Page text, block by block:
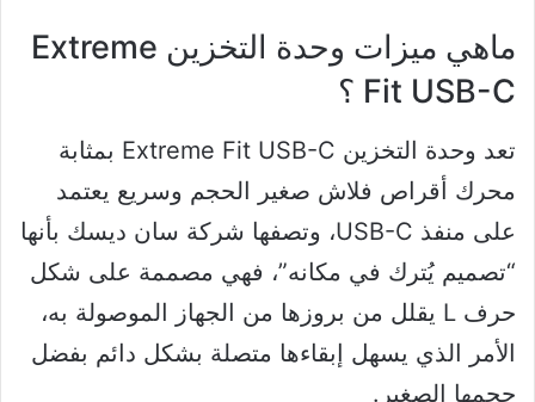
ماهي ميزات وحدة التخزين Extreme
Fit USB-C ؟
تعد وحدة التخزين Extreme Fit USB-C بمثابة
محرك أقراص فلاش صغير الحجم وسريع يعتمد
على منفذ USB-C، وتصفها شركة سان ديسك بأنها
“تصميم يُترك في مكانه”، فهي مصممة على شكل
حرف L يقلل من بروزها من الجهاز الموصولة به،
الأمر الذي يسهل إبقاءها متصلة بشكل دائم بفضل
حجمها الصغير.